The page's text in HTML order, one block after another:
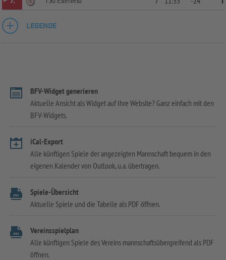
LEGENDE
BFV-Widget generieren
Aktuelle Ansicht als Widget auf Ihre Website? Ganz einfach mit den
BFV-Widgets.
iCal-Export
Alle künftigen Spiele der angezeigten Mannschaft bequem in den
eigenen Kalender von Outlook, u.a. übertragen.
Spiele-Übersicht
Aktuelle Spiele und die Tabelle als PDF öffnen.
Vereinsspielplan
Alle künftigen Spiele des Vereins mannschaftsübergreifend als PDF
öffnen.